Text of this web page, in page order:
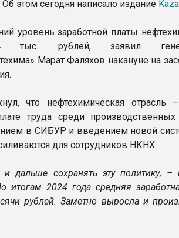
этом сегодня написало издание
уровень заработной платы
тыс. рублей, заявил
Марат Фаляхов накануне на
что нефтехимическая
труда среди
в СИБУР и введением новой
для сотрудников НКНХ.
дальше сохранять эту политику, –
итогам 2024 года средняя
рублей. Заметно выросла и